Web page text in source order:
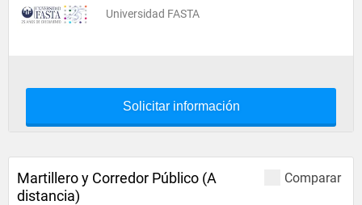
Universidad FASTA
Solicitar información
Comparar
Martillero y Corredor Público (A
distancia)